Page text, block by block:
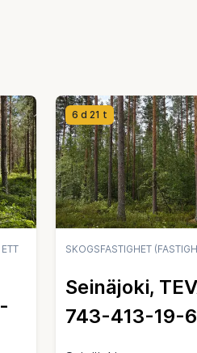
6 d 21 t
SKOGSFASTIGHET
Seinäjoki,
743-413-19-6